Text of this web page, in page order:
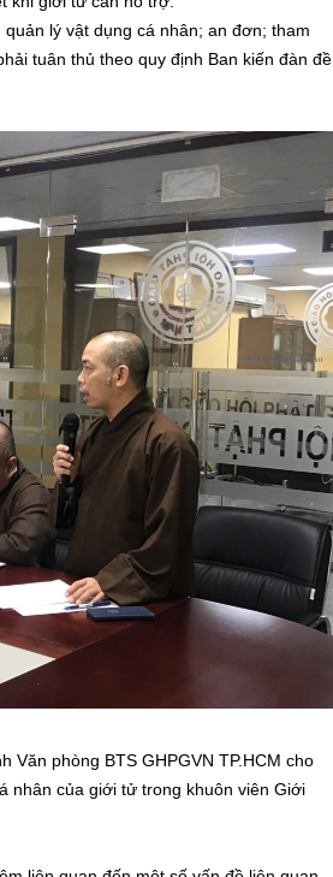
lý vật dụng cá nhân; an đơn; tham
tuân thủ theo quy định Ban kiến đàn đề
Văn phòng BTS GHPGVN TP.HCM cho
nhân của giới tử trong khuôn viên Giới